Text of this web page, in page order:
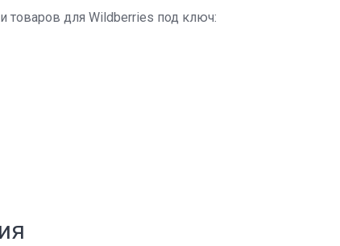
товаров для Wildberries под ключ: